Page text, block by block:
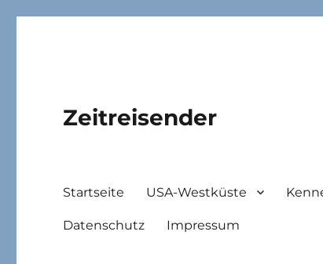
Zeitreisender
Startseite USA-Westküste
Datenschutz Impressum